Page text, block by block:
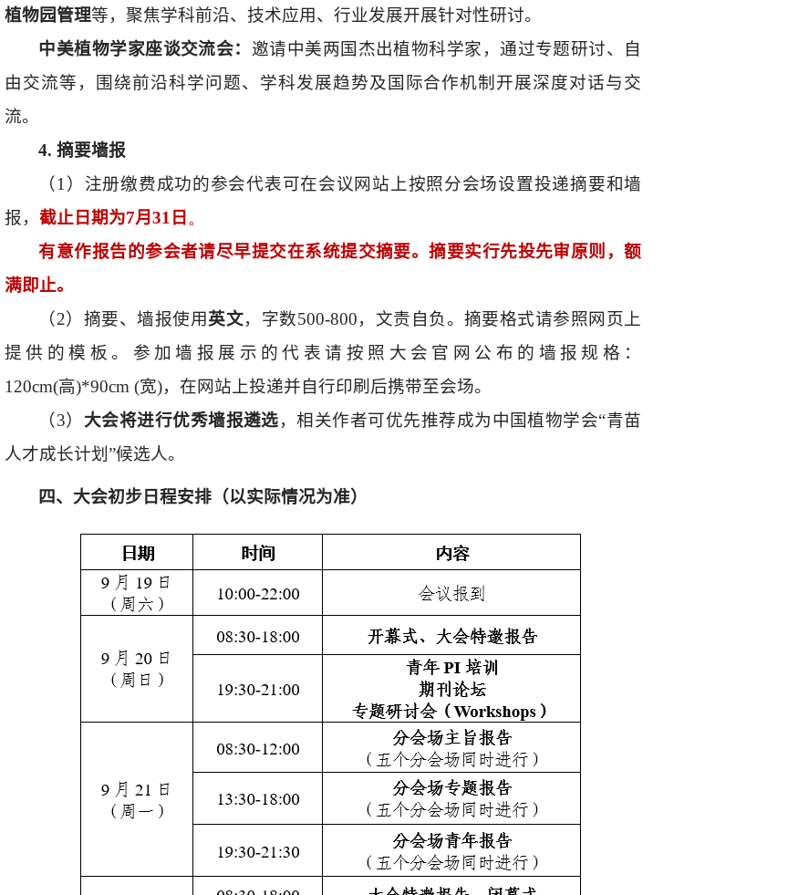
植物园管理等，聚焦学科前沿、技术应用、行业发展开展针对性研讨。
中美植物学家座谈交流会： 邀请中美两国杰出植物科学家，通过专题研讨、自
由交流等，围绕前沿科学问题、学科发展趋势及国际合作机制开展深度对话与交
流。
4.摘要墙报
（1 ）注册缴费成功的参会代表可在会议网站上按照分会场设置投递摘要和墙
报， 截止日期为7月 31 日 。
有意作报告的参会者请尽早提交在系统提交摘要。摘要实行先投先审原则，额
满即止。
（2）摘要、墙报使用英文，字数500-800，文责自负。摘要格式请参照网页上
提供的模板。参加墙报展示的代表请按照大会官网公布的墙报规格：
120cm(高)*90cm (宽)，在网站上投递并自行印刷后携带至会场。
（3） 大会将进行优秀墙报遴选，相关作者可优先推荐成为中国植物学会“青苗
人才成长计划”候选人。
四、大会初步日程安排（以实际情况为准）